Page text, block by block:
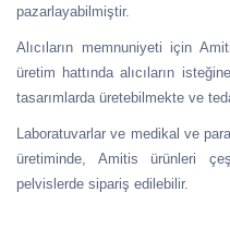
pazarlayabilmiştir.
Alıcıların memnuniyeti için
üretim hattında alıcıların
tasarımlarda üretebilmekte ve
Laboratuvarlar ve medikal ve
üretiminde, Amitis ürünleri
pelvislerde sipariş edilebilir.